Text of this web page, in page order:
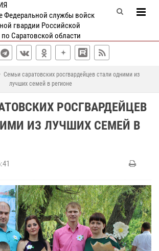
Федеральной службы войск
гвардии Российской
Саратовской области
Семьи саратовских росгвардейцев стали одними из
лучших семей в регионе
РОСГВАРДЕЙЦЕВ
ИЗ ЛУЧШИХ СЕМЕЙ В